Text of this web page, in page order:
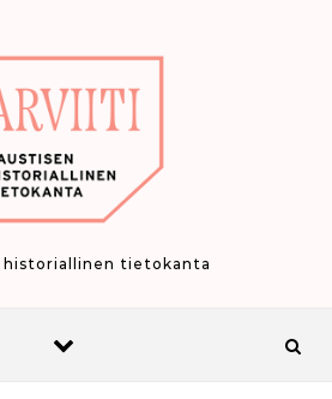
historiallinen tietokanta